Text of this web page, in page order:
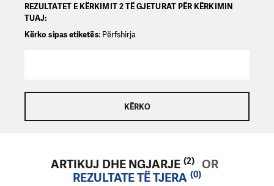
REZULTATET E KËRKIMIT 2 TË GJETURAT PËR KËRKIMIN
TUAJ:
Kërko sipas etiketës: Përfshirja
ARTIKUJ DHE NGJARJE (2)
OR
REZULTATE TË TJERA (0)